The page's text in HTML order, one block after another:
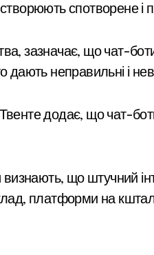
створюють спотворене
зазначає, що чат-
неправильні і
Твенте додає, що чат-
що штучний
платформи на